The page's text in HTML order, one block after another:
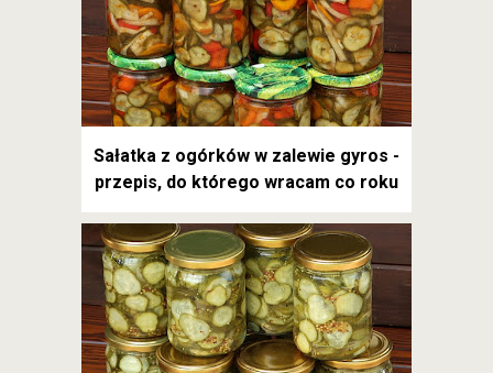
Sałatka z ogórków w zalewie gyros -
przepis, do którego wracam co roku